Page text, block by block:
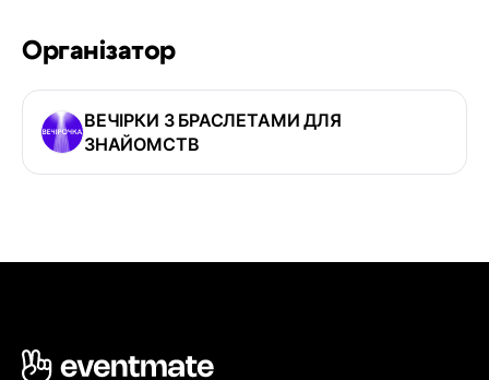
Організатор
ВЕЧІРКИ З БРАСЛЕТАМИ ДЛЯ
ЗНАЙОМСТВ